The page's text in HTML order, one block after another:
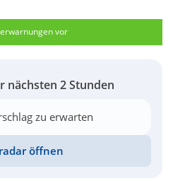
vor
nächsten 2 Stunden
zu erwarten
öffnen